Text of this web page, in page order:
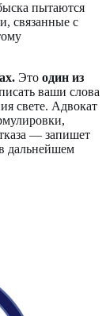
пытаются
связанные с
Это один из
ваши слова
свете. Адвокат
— запишет
дальнейшем